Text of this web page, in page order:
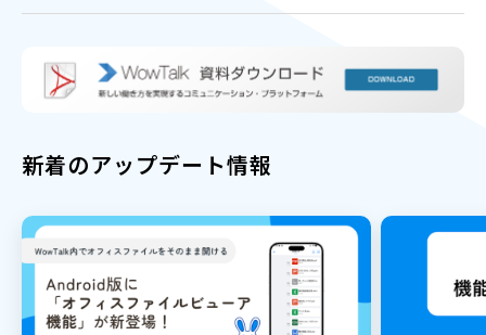
新着のアップデート情報